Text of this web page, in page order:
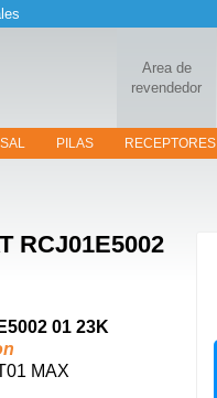
Area de
revendedor
PILAS RECEPTORES
RCJ01E5002
01 23K
MAX